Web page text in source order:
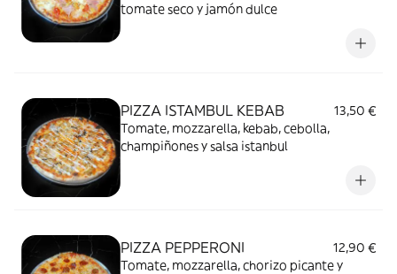
tomate seco y jamón dulce
PIZZA ISTAMBUL KEBAB
13,50 €
Tomate, mozzarella, kebab, cebolla,
champiñones y salsa istanbul
PIZZA PEPPERONI
12,90 €
Tomate, mozzarella, chorizo picante y